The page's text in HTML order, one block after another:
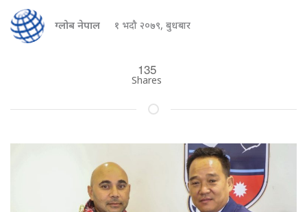
ग्लोब नेपाल १ भदौ २०७९, बुधबार
135
Shares